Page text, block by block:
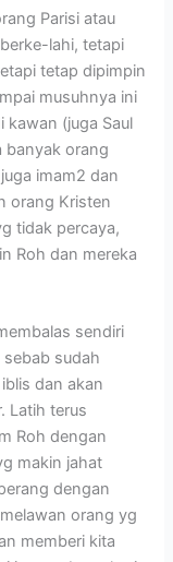
Parisi atau
lahi, tetapi
tetap dipimpin
musuhnya ini
kawan (juga Saul
banyak orang
imam2 dan
orang Kristen
tidak percaya,
Roh dan mereka
sendiri
sebab sudah
dan akan
Latih terus
Roh dengan
makin jahat
dengan
orang yg
memberi kita